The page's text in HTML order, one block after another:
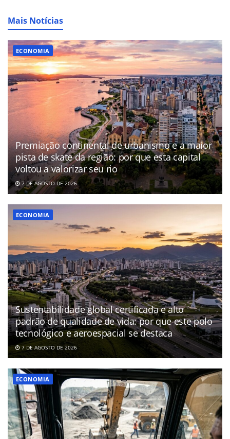
Mais Notícias
ECONOMIA
Premiação continental de urbanismo e a maior
pista de skate da região: por que esta capital
voltou a valorizar seu rio
7 DE AGOSTO DE 2026
ECONOMIA
Sustentabilidade global certificada e alto
padrão de qualidade de vida: por que este polo
tecnológico e aeroespacial se destaca
7 DE AGOSTO DE 2026
ECONOMIA